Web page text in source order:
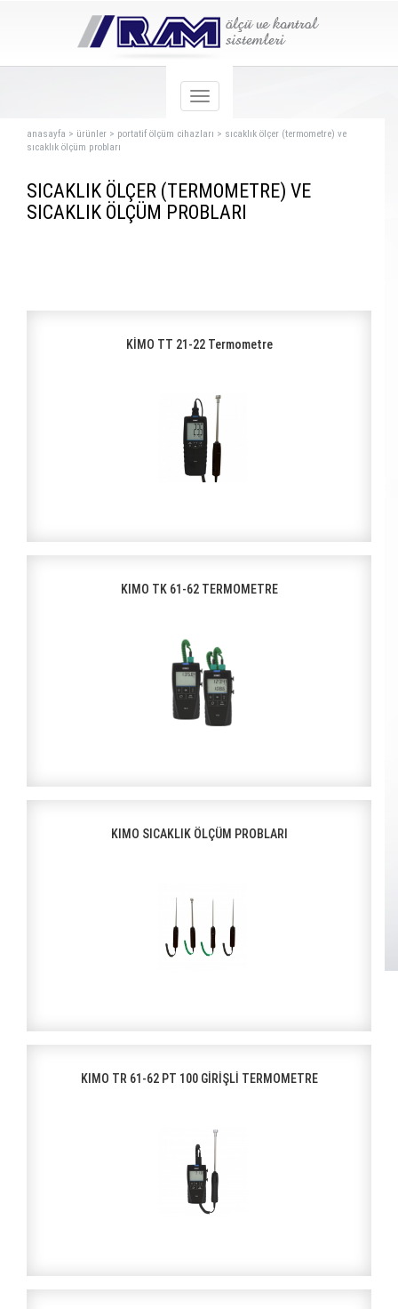
anasayfa > ürünler > portatif ölçüm cihazları > sıcaklık ölçer (termometre) ve
sıcaklık ölçüm probları
SICAKLIK ÖLÇER (TERMOMETRE) VE
SICAKLIK ÖLÇÜM PROBLARI
KİMO TT 21-22 Termometre
KIMO TK 61-62 TERMOMETRE
KIMO SICAKLIK ÖLÇÜM PROBLARI
KIMO TR 61-62 PT 100 GİRİŞLİ TERMOMETRE